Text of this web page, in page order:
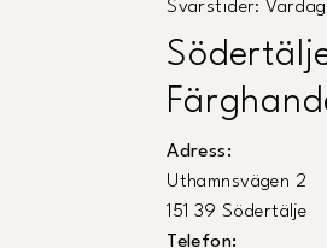
Svarstider:
Adress:
Uthamnsvägen 2
151 39 Södertälje
Telefon: